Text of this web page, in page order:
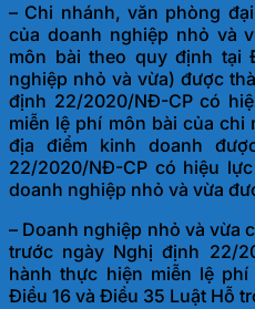
– Chi nhánh, văn phòng
của doanh nghiệp nhỏ và
môn bài theo quy định tại
nghiệp nhỏ và vừa) được
định 22/2020/NĐ-CP có
miễn lệ phí môn bài của
địa điểm kinh doanh
22/2020/NĐ-CP có hiệu
doanh nghiệp nhỏ và vừa
– Doanh nghiệp nhỏ và vừa
trước ngày Nghị định 22/
hành thực hiện miễn lệ
Điều 16 và Điều 35 Luật Hỗ